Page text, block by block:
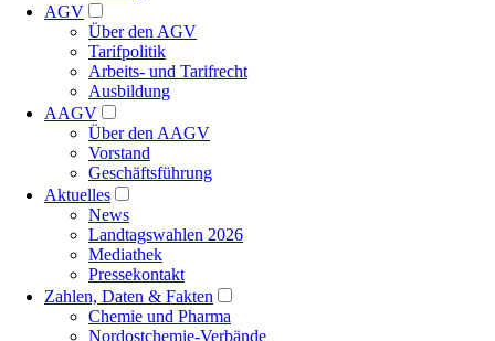
AGV
Über den AGV
Tarifpolitik
Arbeits- und Tarifrecht
Ausbildung
AAGV
Über den AAGV
Vorstand
Geschäftsführung
Aktuelles
News
Landtagswahlen 2026
Mediathek
Pressekontakt
Zahlen, Daten & Fakten
Chemie und Pharma
Nordostchemie-Verbände